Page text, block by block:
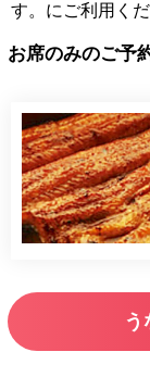
す。にご利用くだ
お席のみのご予